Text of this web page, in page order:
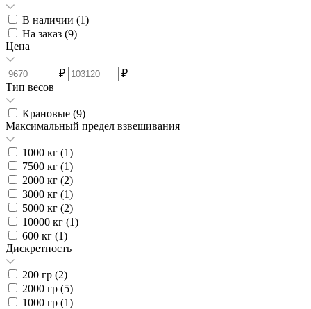
В наличии (1)
На заказ (9)
Цена
₽
₽
Тип весов
Крановые (9)
Максимальный предел взвешивания
1000 кг (1)
7500 кг (1)
2000 кг (2)
3000 кг (1)
5000 кг (2)
10000 кг (1)
600 кг (1)
Дискретность
200 гр (2)
2000 гр (5)
1000 гр (1)